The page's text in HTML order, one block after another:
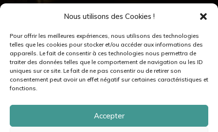
Nous utilisons des Cookies !
Pour offrir les meilleures expériences, nous utilisons des technologies
telles que les cookies pour stocker et/ou accéder aux informations des
appareils. Le fait de consentir à ces technologies nous permettra de
traiter des données telles que le comportement de navigation ou les ID
uniques sur ce site. Le fait de ne pas consentir ou de retirer son
consentement peut avoir un effet négatif sur certaines caractéristiques et
fonctions.
Accepter
NOS RÉALISATIONS
Immersion
Accompagnement artistique
Production créative
Danseuses et danseurs
Musiciennes et musiciens
Créatrices et créateurs